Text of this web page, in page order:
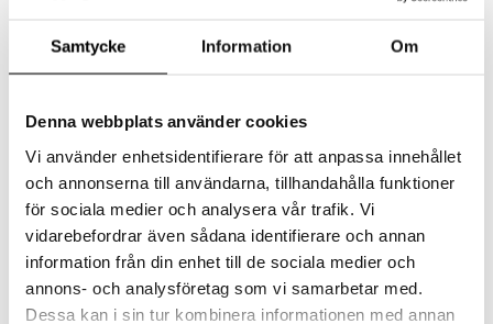
Samtycke Information Om
Denna webbplats använder cookies
Vi använder enhetsidentifierare för att anpassa innehållet
och annonserna till användarna, tillhandahålla funktioner
för sociala medier och analysera vår trafik. Vi
vidarebefordrar även sådana identifierare och annan
information från din enhet till de sociala medier och
annons- och analysföretag som vi samarbetar med.
Dessa kan i sin tur kombinera informationen med annan
Luo uusi asiakas
Hyviä tarjouksia
Kestotilaus
Arvostele tuotteita
Toivelistat
LUO ASIAKAS